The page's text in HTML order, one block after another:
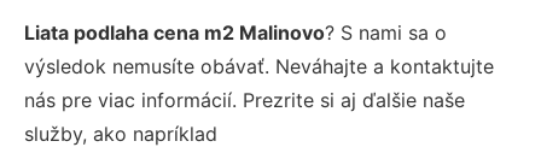
Liata podlaha cena m2 Malinovo? S nami sa o
výsledok nemusíte obávať. Neváhajte a kontaktujte
nás pre viac informácií. Prezrite si aj ďalšie naše
služby, ako napríklad